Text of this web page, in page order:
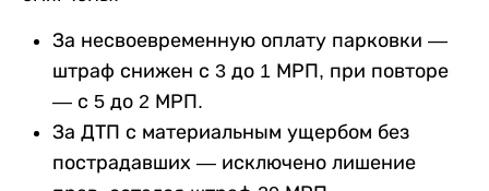
За несвоевременную оплату парковки —
штраф снижен с 3 до 1 МРП, при повторе
— с 5 до 2 МРП.
За ДТП с материальным ущербом без
пострадавших — исключено лишение